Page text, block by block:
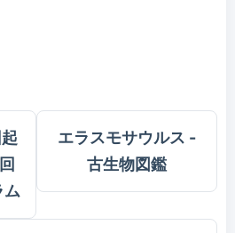
ム
エラスモサウルス -
古生物図鑑